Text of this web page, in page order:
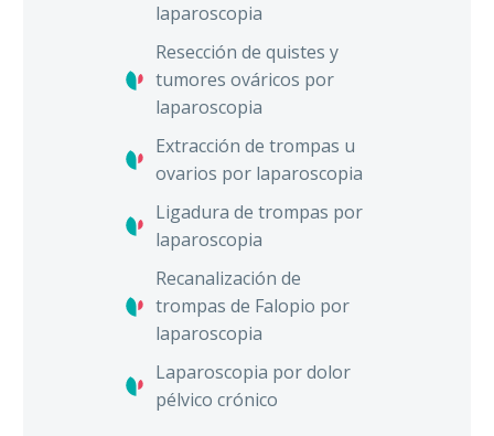
laparoscopia
Resección de quistes y
tumores ováricos por
laparoscopia
Extracción de trompas u
ovarios por laparoscopia
Ligadura de trompas por
laparoscopia
Recanalización de
trompas de Falopio por
laparoscopia
Laparoscopia por dolor
pélvico crónico